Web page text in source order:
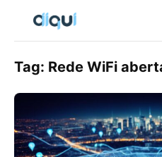
Tag: Rede WiFi